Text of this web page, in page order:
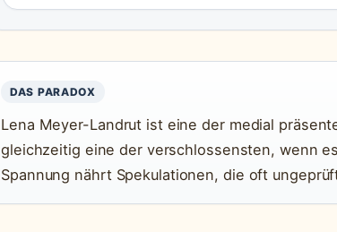
DAS PARADOX
Lena Meyer-Landrut ist eine der medial
gleichzeitig eine der verschlossensten, wenn
Spannung nährt Spekulationen, die oft